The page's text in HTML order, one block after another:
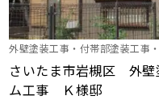
外壁塗装工事・付帯部塗装工事
さいたま市岩槻区 外壁
ム工事 Ｋ様邸